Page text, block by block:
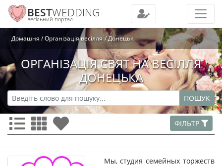
BESTWEDDING
весільний портал
Домашня Організація весілля Донецьк
ОРГАНІЗАЦІЯ СВЯТ НА ВЕСІЛЛЯ
ДОНЕЦЬКА
ПОШУК
ФІЛЬТР
Мы, студия семейных торжеств